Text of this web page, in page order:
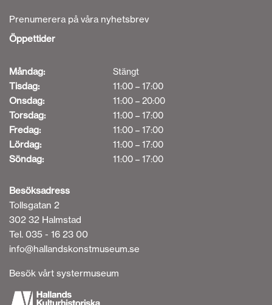
Prenumerera på våra nyhetsbrev
Öppettider
Måndag: Stängt
Tisdag: 11:00 – 17:00
Onsdag: 11:00 – 20:00
Torsdag: 11:00 – 17:00
Fredag: 11:00 – 17:00
Lördag: 11:00 – 17:00
Söndag: 11:00 – 17:00
Besöksadress
Tollsgatan 2
302 32 Halmstad
Tel. 035 - 16 23 00
info@hallandskonstmuseum.se
Besök vårt systermuseum